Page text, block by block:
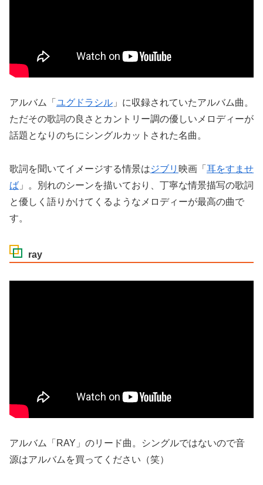
アルバム「 ユグドラシル 」に収録されていたアルバム曲。
ただその歌詞の良さとカントリー調の優しいメロディーが
話題となりのちにシングルカットされた名曲。
歌詞を聞いてイメージする情景はジブリ 映画「 耳をすませ
ば 」。別れのシーンを描いており、丁寧な情景描写の歌詞
と優しく語りかけてくるようなメロディーが最高の曲で
す。
ray
アルバム「RAY」のリード曲。シングルではないので音
源はアルバムを買ってください（笑）